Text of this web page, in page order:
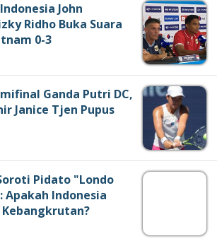
John
Ridho Buka Suara
0-3
Ganda Putri DC,
Janice Tjen Pupus
Pidato "Londo
Apakah Indonesia